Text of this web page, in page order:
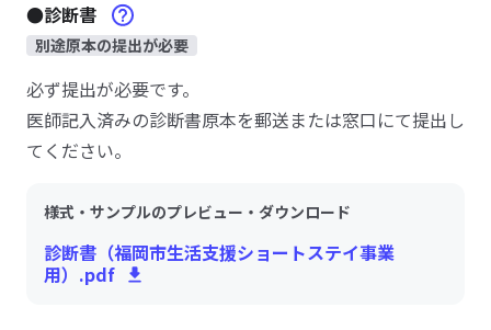
●診断書
別途原本の提出が必要
必ず提出が必要です。
医師記入済みの診断書原本を郵送または窓口にて提出し
てください。
様式・サンプルのプレビュー・ダウンロード
診断書（福岡市生活支援ショートステイ事業
用）.pdf